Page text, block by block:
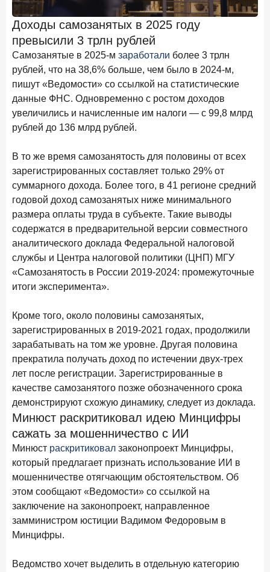
Клиенты чаще всего узнают о сберегательных
продуктах из рекламы в интернете и на ТВ
9 июля 2026 года
С ростом благосостояния клиентов-сберегателей
увеличивается и склонность к диверсификации
7 июля 2026 года
По итогам июня 2026 года объем выдач кредитов
составил 1 166,4 млрд руб.
3 июля 2026 года
банковского контакт-центра
25 июня 2026 года ИССЛЕДОВАНИЕ
Ипотека в России: итоги мая 2026 года в цифрах
22 июня 2026 года
«Честность — индустриальный стандарт»: как банки
завоевывают лояльность private-клиентов
Рассылка Frank RG
на банковском рынке
ПОДПИСАТЬСЯ
Я согласен с условиямиобработки данных
8 июня 2026 года
По итогам мая 2026 года объем выдач кредитов
составил 993,8 млрд руб.
партнерстве человека и технологий
1 июня 2026 года
понимать контекст
Доходы самозанятых в 2025 году
превысили 3 трлн рублей
Самозанятые в 2025-м заработали более 3 трлн
рублей, что на 38,6% больше, чем было в 2024-м,
пишут «Ведомости» со ссылкой на статистические
данные ФНС. Одновременно с ростом доходов
увеличились и начисленные им налоги — с 99,8 млрд
рублей до 136 млрд рублей.
В то же время самозанятость для половины от всех
зарегистрированных составляет только 29% от
суммарного дохода. Более того, в 41 регионе средний
годовой доход самозанятых ниже минимального
размера оплаты труда в субъекте. Такие выводы
содержатся в предварительной версии совместного
аналитического доклада Федеральной налоговой
службы и Центра налоговой политики (ЦНП) МГУ
«Самозанятость в России 2019-2024: промежуточные
итоги эксперимента».
Кроме того, около половины самозанятых,
зарегистрированных в 2019-2021 годах, продолжили
зарабатывать на том же уровне. Другая половина
прекратила получать доход по истечении двух-трех
лет после регистрации. Зарегистрированные в
качестве самозанятого позже обозначенного срока
демонстрируют схожую динамику, следует из доклада.
Минюст раскритиковал идею Минцифры
сажать за мошенничество с ИИ
Минюст раскритиковал законопроект Минцифры,
который предлагает признать использование ИИ в
мошенничестве отягчающим обстоятельством. Об
этом сообщают «Ведомости» со ссылкой на
заключение на законопроект, направленное
замминистром юстиции Вадимом Федоровым в
Минцифры.
Ведомство хочет выделить в отдельную категорию